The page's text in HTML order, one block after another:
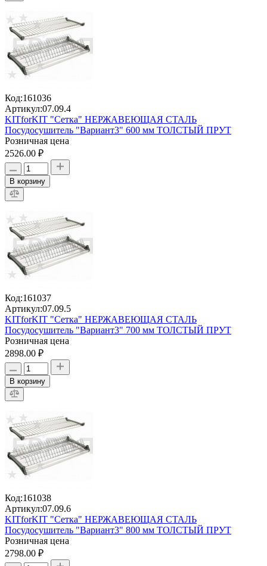
Код:161036
Артикул:07.09.4
KITforKIT "Сетка" НЕРЖАВЕЮЩАЯ СТАЛЬ
Посудосушитель "Вариант3" 600 мм ТОЛСТЫЙ ПРУТ
Розничная цена
2526.00 ₽
В корзину
Код:161037
Артикул:07.09.5
KITforKIT "Сетка" НЕРЖАВЕЮЩАЯ СТАЛЬ
Посудосушитель "Вариант3" 700 мм ТОЛСТЫЙ ПРУТ
Розничная цена
2898.00 ₽
В корзину
Код:161038
Артикул:07.09.6
KITforKIT "Сетка" НЕРЖАВЕЮЩАЯ СТАЛЬ
Посудосушитель "Вариант3" 800 мм ТОЛСТЫЙ ПРУТ
Розничная цена
2798.00 ₽